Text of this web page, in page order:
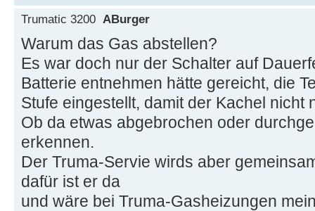
Trumatic 3200 ABurger
Warum das Gas abstellen?
Es war doch nur der Schalter auf
Batterie entnehmen hätte gereicht, die
Stufe eingestellt, damit der Kachel nicht
Ob da etwas abgebrochen oder
erkennen.
Der Truma-Servie wirds aber
dafür ist er da
und wäre bei Truma-Gasheizungen